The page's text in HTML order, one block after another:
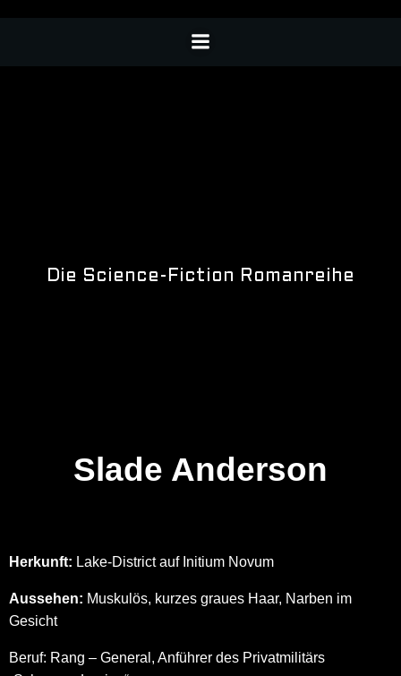
Die Science-Fiction Romanreihe
Slade Anderson
Herkunft: Lake-District auf Initium Novum
Aussehen: Muskulös, kurzes graues Haar, Narben im
Gesicht
Beruf: Rang – General, Anführer des Privatmilitärs